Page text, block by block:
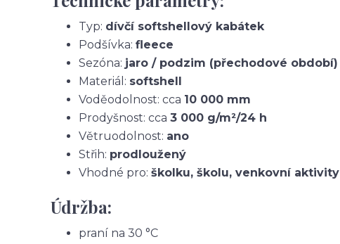
Typ: dívčí softshellový kabátek
Podšívka: fleece
Sezóna: jaro / podzim (přechodové období)
Materiál: softshell
Voděodolnost: cca 10 000 mm
Prodyšnost: cca 3 000 g/m²/24 h
Větruodolnost: ano
Střih: prodloužený
Vhodné pro: školku, školu, venkovní aktivity
Údržba:
praní na 30 °C